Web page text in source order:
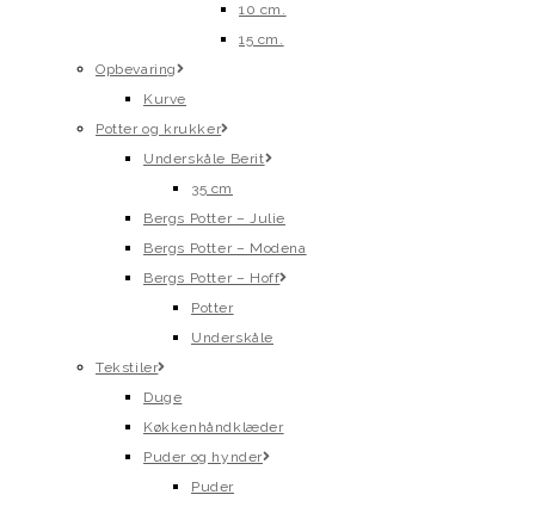
10 cm.
15 cm.
Opbevaring
Kurve
Potter og krukker
Underskåle Berit
35 cm
Bergs Potter – Julie
Bergs Potter – Modena
Bergs Potter – Hoff
Potter
Underskåle
Tekstiler
Duge
Køkkenhåndklæder
Puder og hynder
Puder